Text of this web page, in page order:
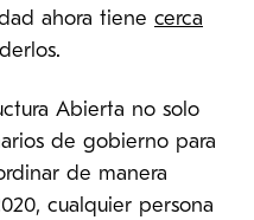
ahora tiene cerca
Abierta no solo
de gobierno para
de manera
cualquier persona